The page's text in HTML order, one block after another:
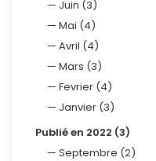
Juin (3)
Mai (4)
Avril (4)
Mars (3)
Fevrier (4)
Janvier (3)
Publié en 2022 (3)
Septembre (2)